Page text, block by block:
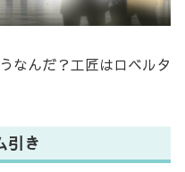
なんだ？工匠はロベルタ
引き